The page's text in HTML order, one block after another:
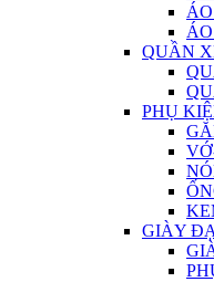
QUẦN
PHỤ
GIÀY